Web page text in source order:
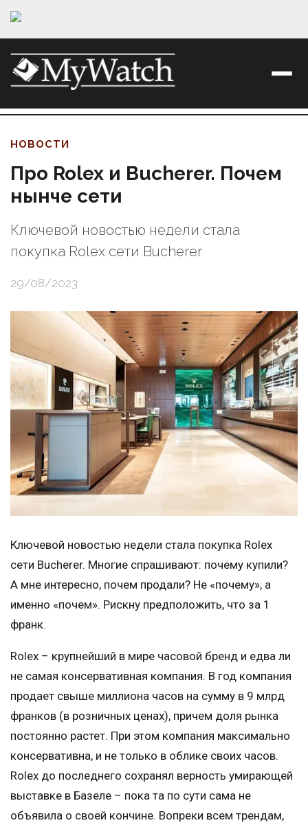
НОВОСТИ
Про Rolex и Bucherer. Почем
нынче сети
Ключевой новостью недели стала
покупка Rolex сети Bucherer
29/08/2023
Ключевой новостью недели стала покупка Rolex
сети Bucherer. Многие спрашивают: почему купили?
А мне интересно, почем продали? Не «почему», а
именно «почем». Рискну предположить, что за 1
франк.
Rolex – крупнейший в мире часовой бренд и едва ли
не самая консервативная компания. В год компания
продает свыше миллиона часов на сумму в 9 млрд
франков (в розничных ценах), причем доля рынка
постоянно растет. При этом компания максимально
консервативна, и не только в облике своих часов.
Rolex до последнего сохранял верность умирающей
выставке в Базеле – пока та по сути сама не
объявила о своей кончине. Вопреки всем трендам,